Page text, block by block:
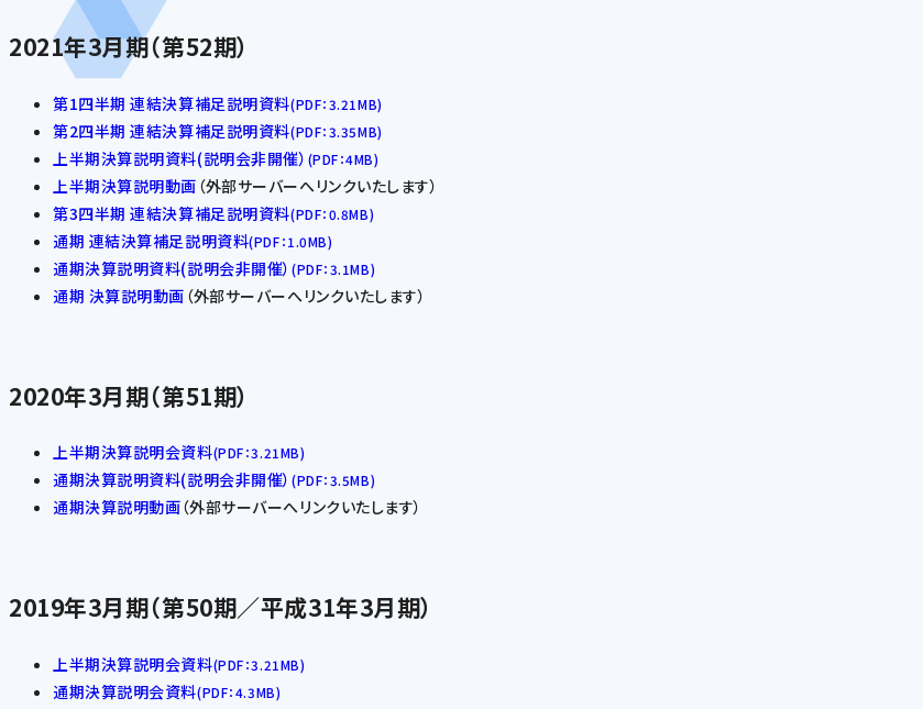
2021年3月期（第52期）
第1四半期 連結決算補足説明資料(PDF：3.21MB)
第2四半期 連結決算補足説明資料(PDF：3.35MB)
上半期決算説明資料(説明会非開催） (PDF：4MB)
上半期決算説明動画 （外部サーバーへリンクいたします）
第3四半期 連結決算補足説明資料(PDF：0.8MB)
通期 連結決算補足説明資料(PDF：1.0MB)
通期決算説明資料(説明会非開催） (PDF：3.1MB)
通期 決算説明動画 （外部サーバーへリンクいたします）
2020年3月期（第51期）
上半期決算説明会資料(PDF：3.21MB)
通期決算説明資料(説明会非開催） (PDF：3.5MB)
通期決算説明動画（外部サーバーへリンクいたします）
2019年3月期（第50期／平成31年3月期）
上半期決算説明会資料(PDF：3.21MB)
通期決算説明会資料(PDF：4.3MB)